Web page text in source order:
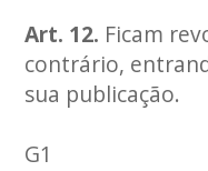
Art. 12. Ficam
contrário,
sua publicação.
G1